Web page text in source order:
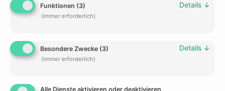
Weitere interessante Artikel
Funktionen (3)
(immer erforderlich)
Details ↓
Besondere Zwecke (3)
(immer erforderlich)
Details ↓
Alle Dienste aktivieren oder deaktivieren